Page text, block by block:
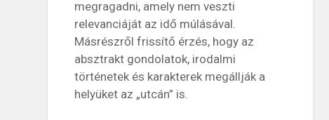
megragadni, amely nem veszti
relevanciáját az idő múlásával.
Másrészről frissítő érzés, hogy az
absztrakt gondolatok, irodalmi
történetek és karakterek megállják a
helyüket az „utcán” is.